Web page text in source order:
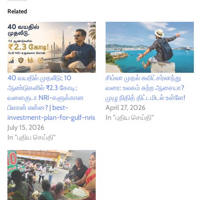
Related
40 வயதில் முதலீடு; 10
ஆண்டுகளில் ₹2.3 கோடி;
வளைகுடா NRI-களுக்கான
பிளான் என்ன? | best-
investment-plan-for-gulf-nris
July 15, 2026
In "புதிய செய்தி"
சிம்லா முதல் சுவிட்சர்லாந்து
வரை: உலகம் சுற்ற ஆசையா?
முழு நிதித் திட்டமிடல் உள்ளே!
April 27, 2026
In "புதிய செய்தி"